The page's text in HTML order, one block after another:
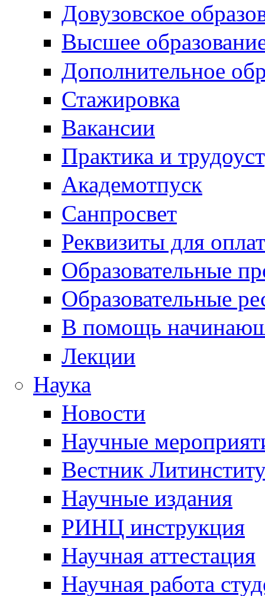
Довузовское
Высшее
Дополнительное
Стажировка
Вакансии
Практика и
Академотпуск
Санпросвет
Реквизиты для
Образовательные
Образовательные
В помощь
Лекции
Наука
Новости
Научные
Вестник
Научные издания
РИНЦ инструкция
Научная аттестация
Научная работа